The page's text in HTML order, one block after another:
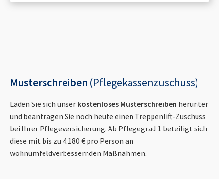
Musterschreiben (Pflegekassenzuschuss)
Laden Sie sich unser kostenloses Musterschreiben herunter
und beantragen Sie noch heute einen Treppenlift-Zuschuss
bei Ihrer Pflegeversicherung. Ab Pflegegrad 1 beteiligt sich
diese mit bis zu 4.180 € pro Person an
wohnumfeldverbessernden Maßnahmen.